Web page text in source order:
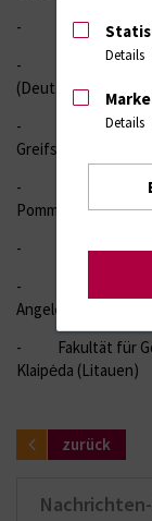
- Krankenhaus
- CCC-MV,
(Deutschland)
- CCC-MV,
Greifswald
- Abteilung für
Pommersche
-
- BISER –
Angelegenheiten
- Fakultät für
Klaipėda (Litauen)
zurück
Details
Details